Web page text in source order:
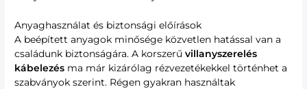
Anyaghasználat és biztonsági előírások
A beépített anyagok minősége közvetlen hatással van a
családunk biztonságára. A korszerűvillanyszerelés
kábelezés ma már kizárólag rézvezetékekkel történhet a
szabványok szerint. Régen gyakran használtak